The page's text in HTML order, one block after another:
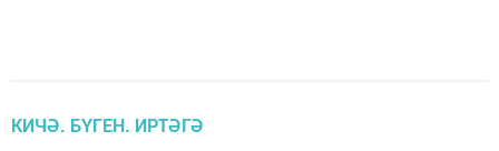
КИЧӘ. БҮГЕН. ИРТӘГӘ